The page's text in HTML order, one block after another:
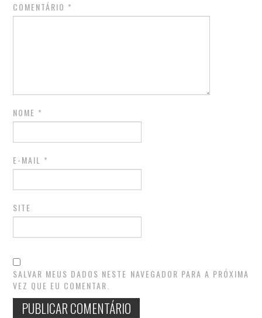
COMENTÁRIO *
NOME *
E-MAIL *
SITE
SALVAR MEUS DADOS NESTE NAVEGADOR PARA A PRÓXIMA
VEZ QUE EU COMENTAR.